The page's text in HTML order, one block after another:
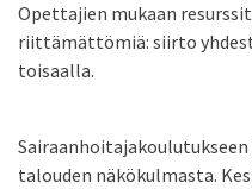
Opettajien mukaan
riittämättömiä: siirto
toisaalla.
talouden näkökulmasta.